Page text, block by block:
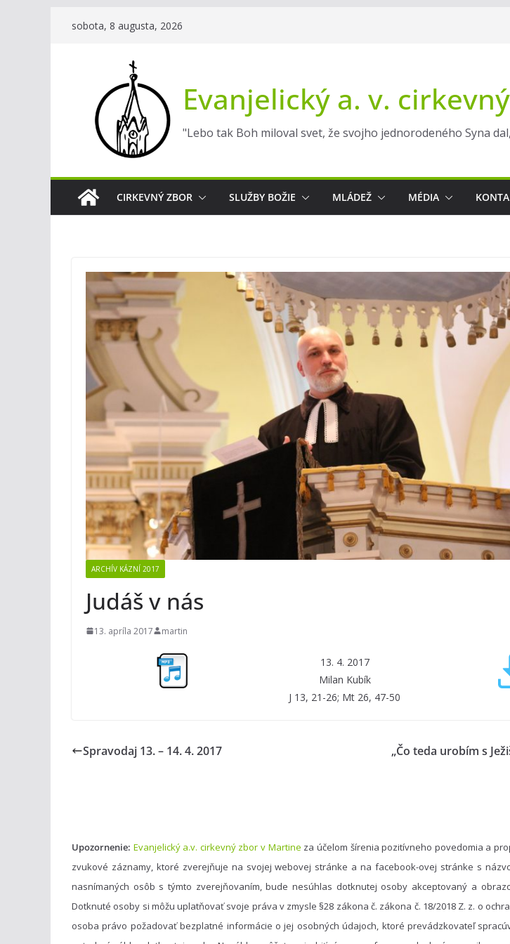
sobota, 8 augusta, 2026
Evanjelický a. v.
"Lebo tak Boh miloval svet, že svojho jednorodeného Syna
CIRKEVNÝ ZBOR SLUŽBY BOŽIE MLÁDEŽ MÉDIA
ARCHÍV KÁZNÍ 2017
Judáš v nás
13. apríla 2017 martin
13. 4. 2017
Milan Kubík
J 13, 21-26; Mt 26, 47-50
Spravodaj 13. – 14. 4. 2017
„Čo teda urobím s
Upozornenie: Evanjelický a.v. cirkevný zbor v Martine za účelom šírenia pozitívneho povedomia a
zvukové záznamy, ktoré zverejňuje na svojej webovej stránke a na facebook-ovej stránke s
nasnímaných osôb s týmto zverejňovaním, bude nesúhlas dotknutej osoby akceptovaný a
Dotknuté osoby si môžu uplatňovať svoje práva v zmysle §28 zákona č. zákona č. 18/2018 Z. z. o
osoba právo požadovať bezplatné informácie o jej osobných údajoch, ktoré prevádzkovateľ